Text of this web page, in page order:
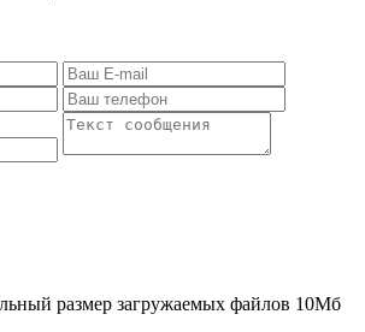
размер загружаемых файлов 10Мб